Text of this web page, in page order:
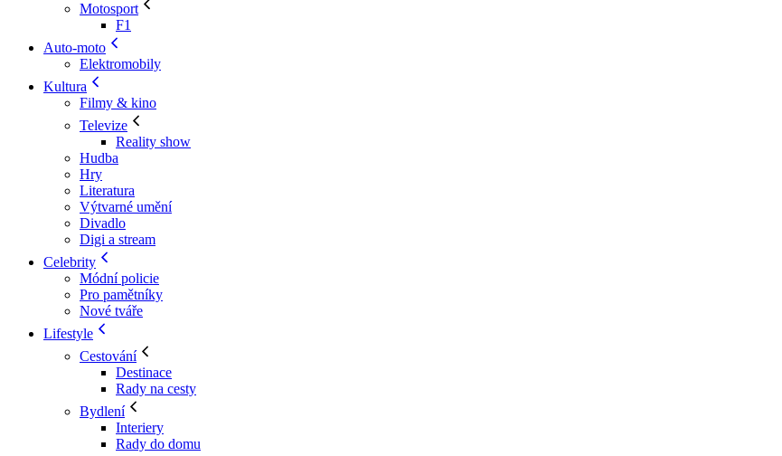
Motosport
F1
Auto-moto
Elektromobily
Kultura
Filmy & kino
Televize
Reality show
Hudba
Hry
Literatura
Výtvarné umění
Divadlo
Digi a stream
Celebrity
Módní policie
Pro pamětníky
Nové tváře
Lifestyle
Cestování
Destinace
Rady na cesty
Bydlení
Interiery
Rady do domu